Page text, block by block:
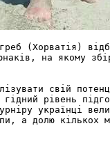
(Хорватія)
на якому
свій
гідний рівень
українці
а долю кількох